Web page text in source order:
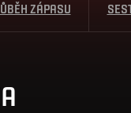
ZÁPASU